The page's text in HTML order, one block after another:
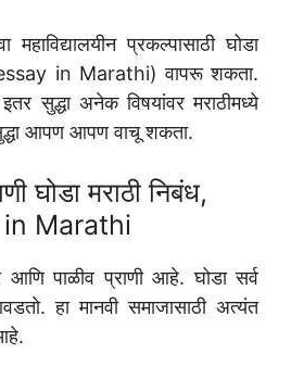
महाविद्यालयीन प्रकल्पासाठी घोडा
in Marathi) वापरू शकता.
सुद्धा अनेक विषयांवर मराठीमध्ये
आपण आपण वाचू शकता.
घोडा मराठी निबंध,
Marathi
पाळीव प्राणी आहे. घोडा सर्व
हा मानवी समाजासाठी अत्यंत